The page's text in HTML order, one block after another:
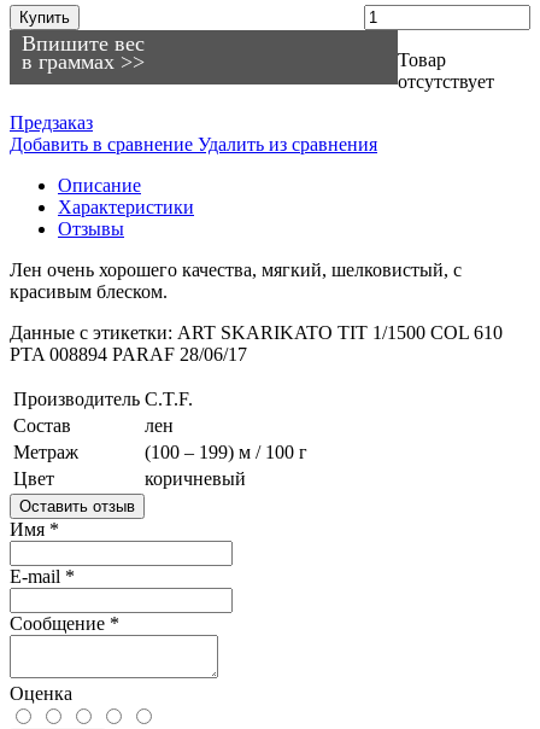
Впишите вес
в граммах >>
Купить
Товар
отсутствует
Предзаказ
Добавить в сравнение Удалить из сравнения
Описание
Характеристики
Отзывы
Лен очень хорошего качества, мягкий, шелковистый, с
красивым блеском.
Данные с этикетки: ART SKARIKATO TIT 1/1500 COL 610
PTA 008894 PARAF 28/06/17
Производитель С.T.F.
Состав
лен
Метраж
(100 – 199) м / 100 г
Цвет
коричневый
Оставить отзыв
Имя *
E-mail *
Сообщение *
Оценка